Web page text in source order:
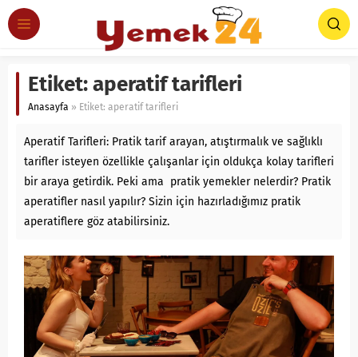
Etiket:aperatif tarifleri
Anasayfa » Etiket: aperatif tarifleri
Aperatif Tarifleri: Pratik tarif arayan, atıştırmalık ve sağlıklı
tarifler isteyen özellikle çalışanlar için oldukça kolay tarifleri
bir araya getirdik. Peki ama pratik yemekler nelerdir? Pratik
aperatifler nasıl yapılır? Sizin için hazırladığımız pratik
aperatiflere göz atabilirsiniz.